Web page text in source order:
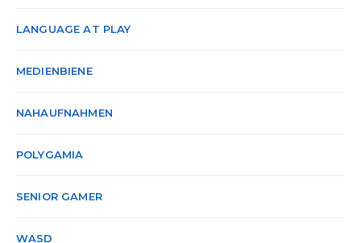
LANGUAGE AT PLAY
MEDIENBIENE
NAHAUFNAHMEN
POLYGAMIA
SENIOR GAMER
WASD